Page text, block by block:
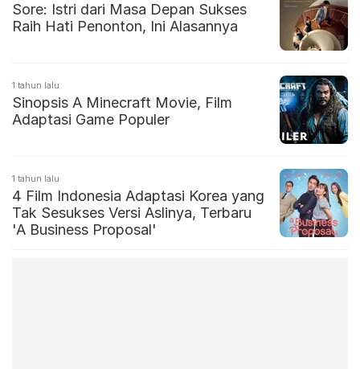
Sore: Istri dari Masa Depan Sukses
Raih Hati Penonton, Ini Alasannya
1 tahun lalu
Sinopsis A Minecraft Movie, Film
Adaptasi Game Populer
1 tahun lalu
4 Film Indonesia Adaptasi Korea yang
Tak Sesukses Versi Aslinya, Terbaru
'A Business Proposal'